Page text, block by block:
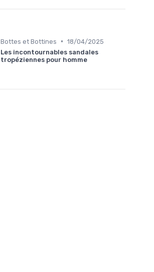
Bottes et Bottines • 18/04/2025
Les incontournables sandales
tropéziennes pour homme